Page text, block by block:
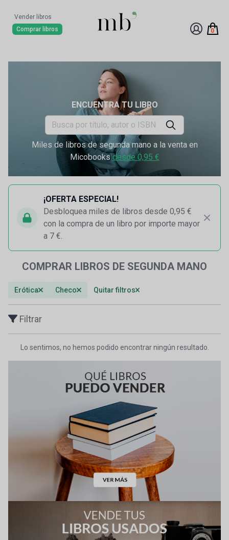
Vender libros
Comprar libros
0
ENCUENTRA TU LIBRO
Miles de libros de segunda mano a la venta en
Micobooksdesde 0,95 €
¡OFERTA ESPECIAL!
Desbloquea miles de libros desde 0,95 €
con la compra de un libro por importe mayor
a 7 €.
COMPRAR LIBROS DE SEGUNDA MANO
Erótica Checo Quitar filtros
Filtrar
Lo sentimos, no hemos podido encontrar ningún resultado.